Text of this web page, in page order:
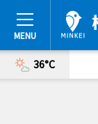
36°C